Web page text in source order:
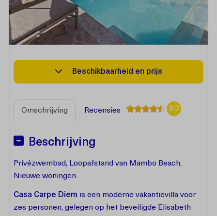
Beschikbaarheid en prijs
Omschrijving Recensies 9,3
Beschrijving
Privézwembad, Loopafstand van Mambo Beach,
Nieuwe woningen
Casa Carpe Diem is een moderne vakantievilla voor
zes personen, gelegen op het beveiligde Elisabeth